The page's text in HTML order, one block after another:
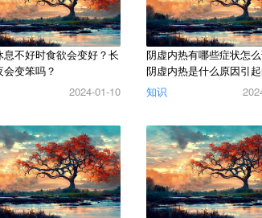
息不好时食欲会变好？长
会变笨吗？
2024-01-10
阴虚内热有哪些症状怎
阴虚内热是什么原因引
知识